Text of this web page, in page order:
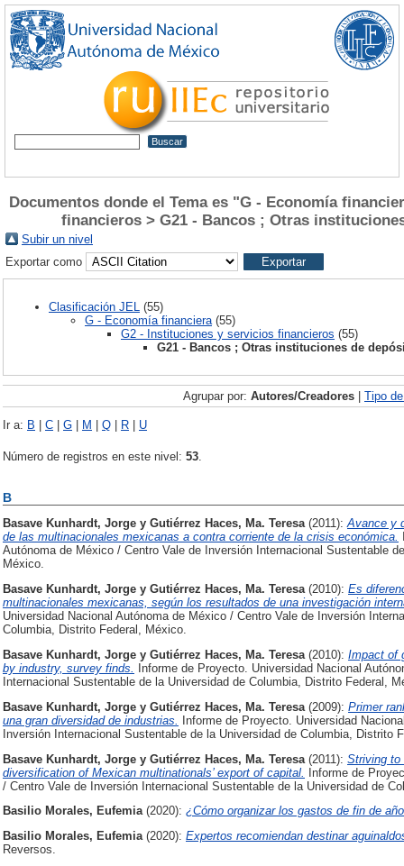
Documentos donde el Tema es "G - Economía
financieros > G21 - Bancos ; Otras
Subir un nivel
Exportar como
Clasificación JEL
(55)
G - Economía financiera (55)
G2 - Instituciones y servicios financieros (55)
G21 - Bancos ; Otras instituciones de
Agrupar por: Autores/Creadores | Tipo
Ir a: B | C | G | M | Q | R | U
Número de registros en este nivel: 53
B
Basave Kunhardt, Jorge y Gutiérrez Haces, Ma. Teresa (2011):Avance y
de las multinacionales mexicanas a contra corriente de la crisis económica.
Autónoma de México / Centro Vale de Inversión Internacional Sustentable
México.
Basave Kunhardt, Jorge y Gutiérrez Haces, Ma. Teresa (2010): Es
multinacionales mexicanas, según los resultados de una investigación
Universidad Nacional Autónoma de México / Centro Vale de Inversión
Columbia, Distrito Federal, México.
Basave Kunhardt, Jorge y Gutiérrez Haces, Ma. Teresa (2010): Impact of
by industry, survey finds.
Informe de Proyecto. Universidad Nacional
Internacional Sustentable de la Universidad de Columbia, Distrito Federal,
Basave Kunhardt, Jorge y Gutiérrez Haces, Ma. Teresa (2009): Primer
una gran diversidad de industrias.
Informe de Proyecto. Universidad
Inversión Internacional Sustentable de la Universidad de Columbia, Distrito
Basave Kunhardt, Jorge y Gutiérrez Haces, Ma. Teresa (2011): Striving to
diversification of Mexican multinationals’ export of capital. Informe de
/ Centro Vale de Inversión Internacional Sustentable de la Universidad de
Basilio Morales, Eufemia (2020): ¿Cómo organizar los gastos de fin de
Basilio Morales, Eufemia (2020): Expertos recomiendan destinar
Reversos.